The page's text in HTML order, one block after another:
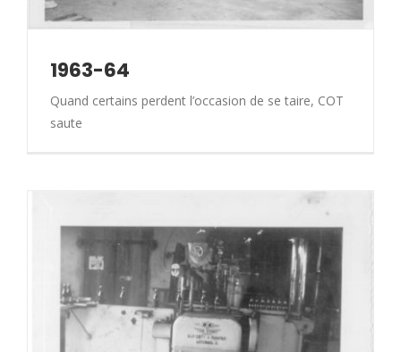
1963-64
Quand certains perdent l’occasion de se taire, COT
saute